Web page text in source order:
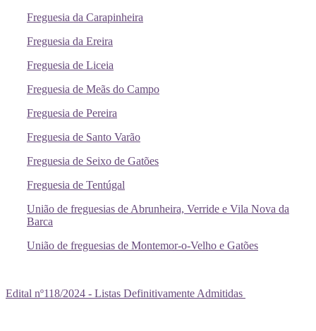
Freguesia da Carapinheira
Freguesia da Ereira
Freguesia de Liceia
Freguesia de Meãs do Campo
Freguesia de Pereira
Freguesia de Santo Varão
Freguesia de Seixo de Gatões
Freguesia de Tentúgal
União de freguesias de Abrunheira, Verride e Vila Nova da
Barca
União de freguesias de Montemor-o-Velho e Gatões
Edital nº118/2024 - Listas Definitivamente Admitidas